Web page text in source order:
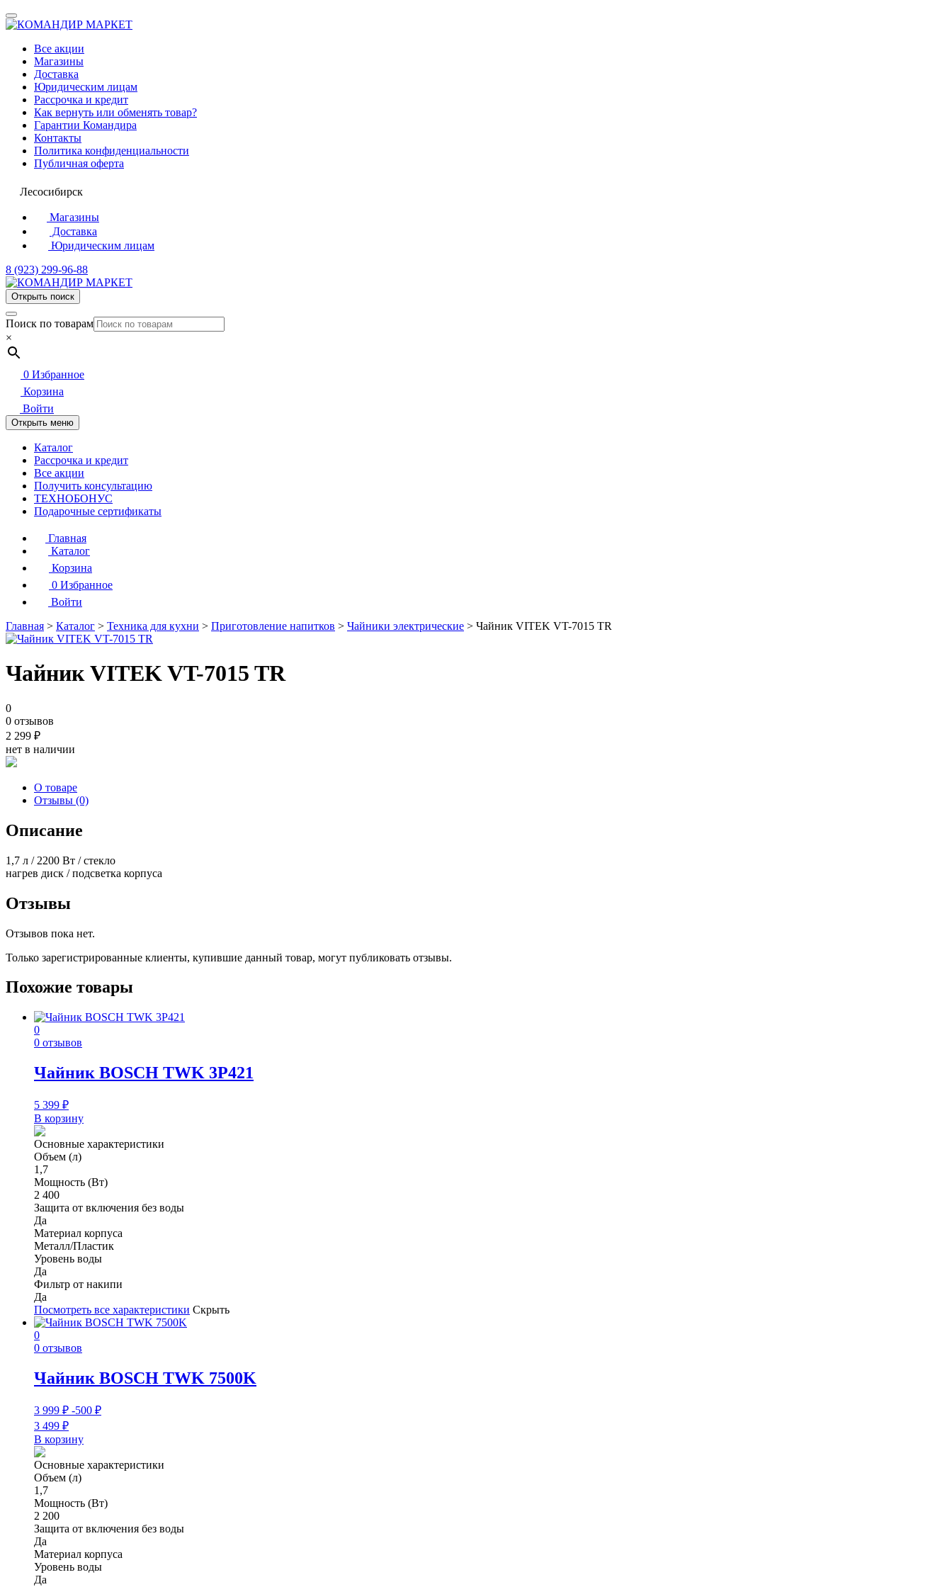
Все акции
Магазины
Доставка
Юридическим лицам
Рассрочка и кредит
Как вернуть или обменять товар?
Гарантии Командира
Контакты
Политика конфиденциальности
Публичная оферта
Лесосибирск
Магазины
Доставка
Юридическим лицам
8 (923) 299-96-88
Открыть поиск
Поиск по товарам
×
0 Избранное
Корзина
Войти
Открыть меню
Каталог
Рассрочка и кредит
Все акции
Получить консультацию
ТЕХНОБОНУС
Подарочные сертификаты
Главная
Каталог
Корзина
0 Избранное
Войти
Главная > Каталог > Техника для кухни > Приготовление напитков > Чайники электрические > Чайник VITEK VT-7015 TR
Чайник VITEK VT-7015 TR
0
0 отзывов
2 299 ₽
нет в наличии
О товаре
Отзывы (0)
Описание
1,7 л / 2200 Вт / стекло
нагрев диск / подсветка корпуса
Отзывы
Отзывов пока нет.
Только зарегистрированные клиенты, купившие данный товар, могут публиковать отзывы.
Похожие товары
0
0 отзывов
Чайник BOSCH TWK 3P421
5 399 ₽
В корзину
Основные характеристики
Объем (л)
1,7
Мощность (Вт)
2 400
Защита от включения без воды
Да
Материал корпуса
Металл/Пластик
Уровень воды
Да
Фильтр от накипи
Да
Посмотреть все характеристики Скрыть
0
0 отзывов
Чайник BOSCH TWK 7500K
3 999 ₽ -500 ₽
3 499 ₽
В корзину
Основные характеристики
Объем (л)
1,7
Мощность (Вт)
2 200
Защита от включения без воды
Да
Материал корпуса
Уровень воды
Да